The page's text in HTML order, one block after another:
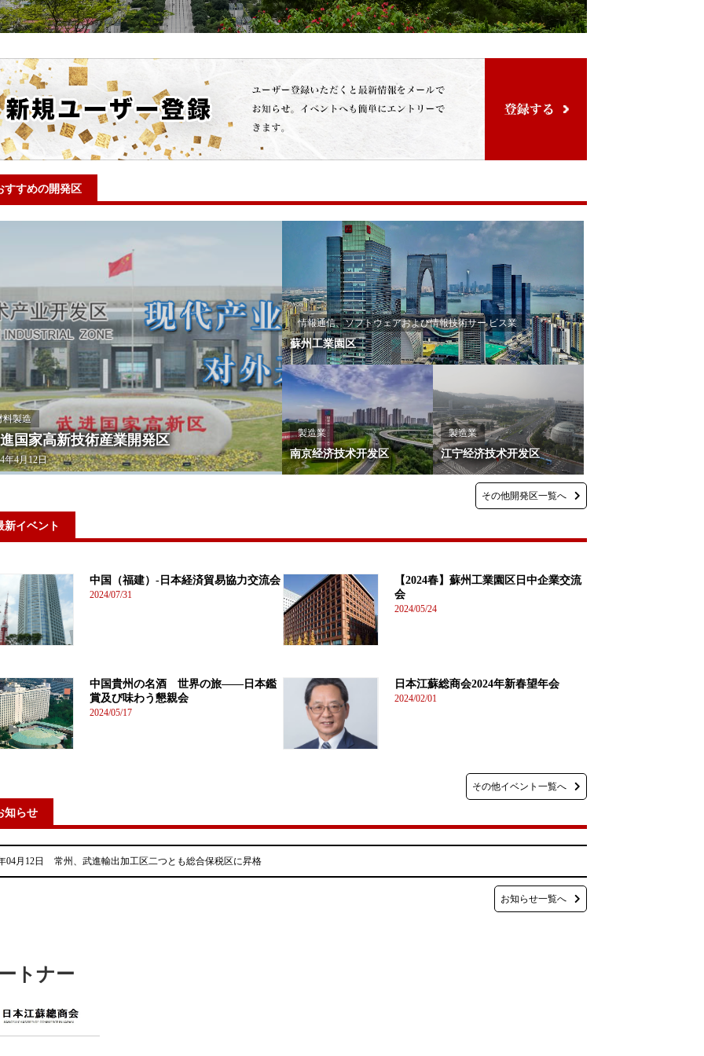
すすめの開発区
料製造
国家高新技術産業開発区
年4月12日
情報通信、ソフトウェアおよび情報技術サー ビス業
蘇州工業園区
製造業
南京经济技术开发区
製造業
江宁经济技术开发区
その他開発区一覧へ
新イベント
中国（福建）-日本経済貿易協力交流会
2024/07/31
【2024春】蘇州工業園区日中企業交流
会
2024/05/24
中国貴州の名酒 世界の旅――日本鑑
賞及び味わう懇親会
2024/05/17
日本江蘇総商会2024年新春望年会
2024/02/01
その他イベント一覧へ
知らせ
04月12日 常州、武進輸出加工区二つとも総合保税区に昇格
お知らせ一覧へ
トナー